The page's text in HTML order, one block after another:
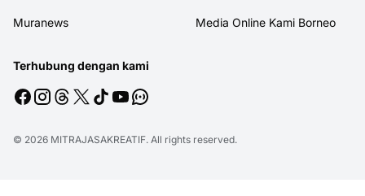
Muranews Media Online Kami Borneo
Terhubung dengan kami
© 2026 MITRAJASAKREATIF. All rights reserved.